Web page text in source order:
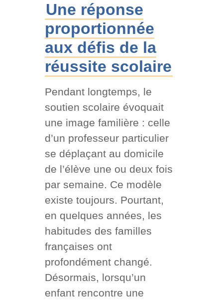
Une réponse
proportionnée
aux défis de la
réussite scolaire
Pendant longtemps, le
soutien scolaire évoquait
une image familière : celle
d’un professeur particulier
se déplaçant au domicile
de l’élève une ou deux fois
par semaine. Ce modèle
existe toujours. Pourtant,
en quelques années, les
habitudes des familles
françaises ont
profondément changé.
Désormais, lorsqu’un
enfant rencontre une